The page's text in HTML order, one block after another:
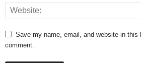
Save my name, email, and website in this
comment.